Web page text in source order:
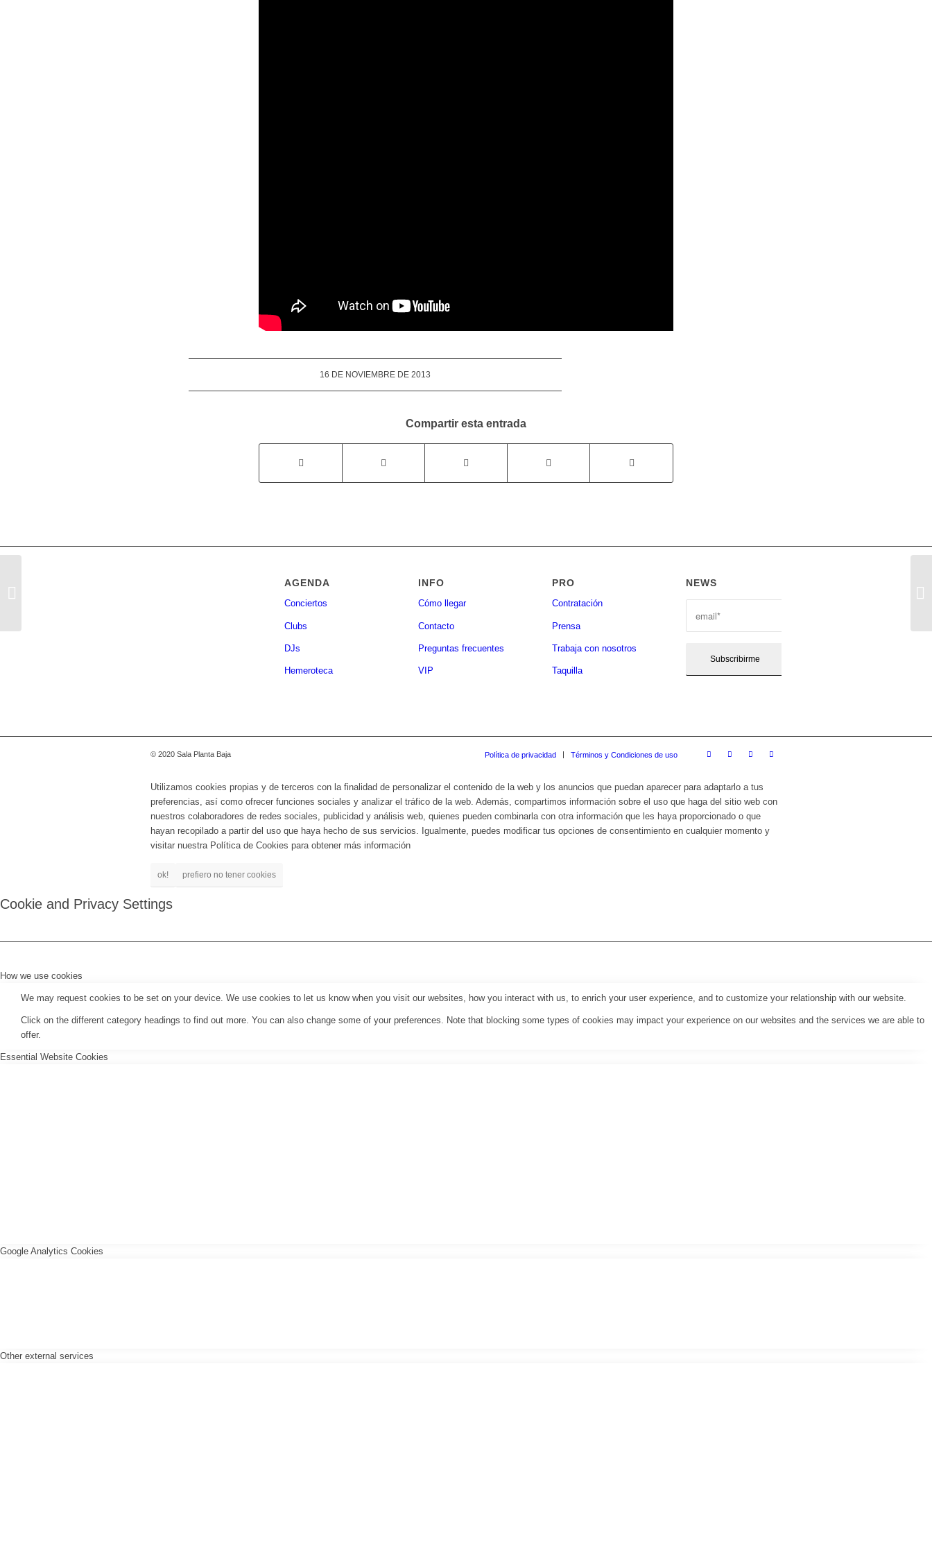
16 DE NOVIEMBRE DE 2013
Compartir esta entrada
AGENDA
Conciertos
Clubs
DJs
Hemeroteca
INFO
Cómo llegar
Contacto
Preguntas frecuentes
VIP
PRO
Contratación
Prensa
Trabaja con nosotros
Taquilla
NEWS
© 2020 Sala Planta Baja Política de privacidad Términos y Condiciones de uso
Utilizamos cookies propias y de terceros con la finalidad de personalizar el contenido de la web y los anuncios que puedan aparecer para adaptarlo a tus
preferencias, así como ofrecer funciones sociales y analizar el tráfico de la web. Además, compartimos información sobre el uso que haga del sitio web con
nuestros colaboradores de redes sociales, publicidad y análisis web, quienes pueden combinarla con otra información que les haya proporcionado o que
hayan recopilado a partir del uso que haya hecho de sus servicios. Igualmente, puedes modificar tus opciones de consentimiento en cualquier momento y
visitar nuestra Política de Cookies para obtener más información
ok! prefiero no tener cookies
Cookie and Privacy Settings
How we use cookies
We may request cookies to be set on your device. We use cookies to let us know when you visit our websites, how you interact with us, to enrich your user experience, and to customize your relationship with our website.
Click on the different category headings to find out more. You can also change some of your preferences. Note that blocking some types of cookies may impact your experience on our websites and the services we are able to
offer.
Essential Website Cookies
Google Analytics Cookies
Other external services